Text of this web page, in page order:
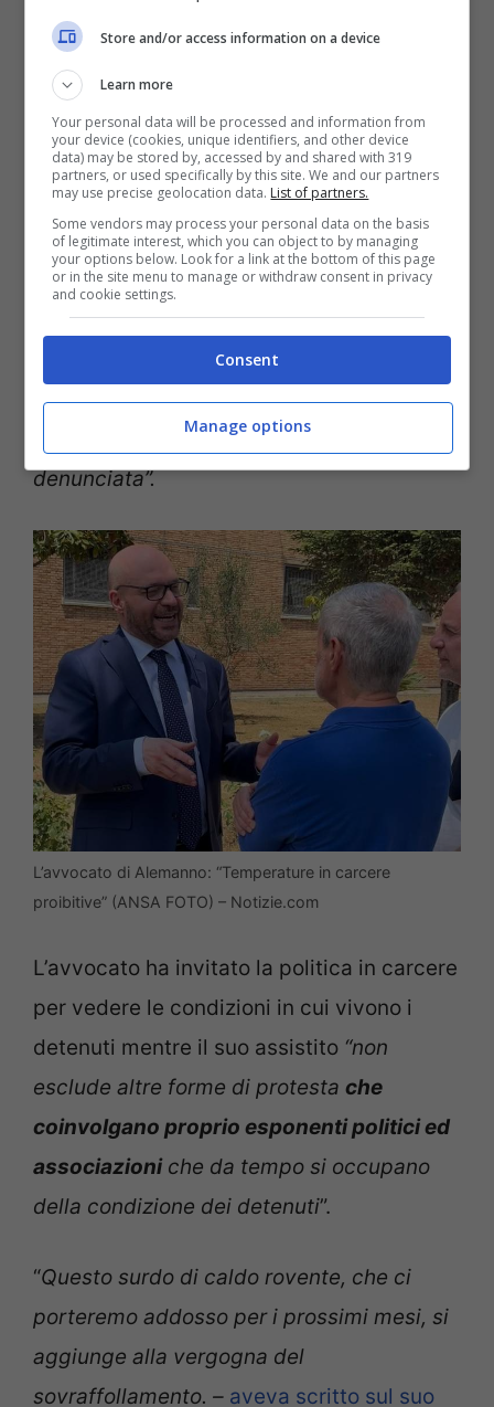
Un suo nuovo appello è stato affidato oggi
dall’avvocato Edoardo Albertario. Il legale
ha spiegato che l’ex Ministro sta vivendo in
una cella con altre cinque persone, e che
le temperature sono proibitive. Rebibbia è
un carcere relativamente nuovo ed è tutto
lamiera.
L’estate diventa un inferno–ha detto
– Al braccio G8 (quello dove si
trova Alemanno, ndr) ci sono stati tentativi
di suicidio, questa situazione va
denunciata”.
L’avvocato di Alemanno: “Temperature in carcere
proibitive” (ANSA FOTO) – Notizie.com
L’avvocato ha invitato la politica in carcere
per vedere le condizioni in cui vivono i
detenuti mentre il suo assistito “non
esclude altre forme di protesta che
coinvolgano proprio esponenti politici ed
associazioniche da tempo si occupano
della condizione dei detenuti”.
“Questo surdo di caldo rovente, che ci
porteremo addosso per i prossimi mesi, si
aggiunge alla vergogna del
sovraffollamento. – aveva scritto sul suo
Store and/or access information on a device
Learn more
Your personal data will be processed and information from
your device (cookies, unique identifiers, and other device
data) may be stored by, accessed by and shared with 319
partners, or used specifically by this site. We and our partners
may use precise geolocation data. List of partners.
Some vendors may process your personal data on the basis
of legitimate interest, which you can object to by managing
your options below. Look for a link at the bottom of this page
or in the site menu to manage or withdraw consent in privacy
and cookie settings.
Consent
Manage options